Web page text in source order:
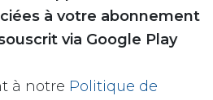
à votre abonnement
via Google Play
à notre Politique de